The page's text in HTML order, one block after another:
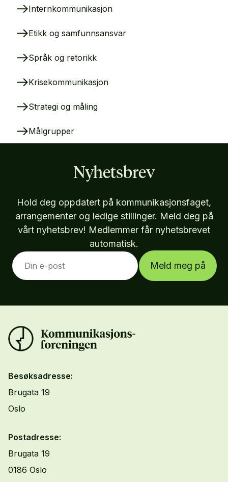
Internkommunikasjon
Etikk og samfunnsansvar
Språk og retorikk
Krisekommunikasjon
Strategi og måling
Målgrupper
Nyhetsbrev
Hold deg oppdatert på kommunikasjonsfaget,
arrangementer og ledige stillinger. Meld deg på
vårt nyhetsbrev! Medlemmer får nyhetsbrevet
automatisk.
Meld meg på
Besøksadresse:
Brugata 19
Oslo
Postadresse:
Brugata 19
0186 Oslo